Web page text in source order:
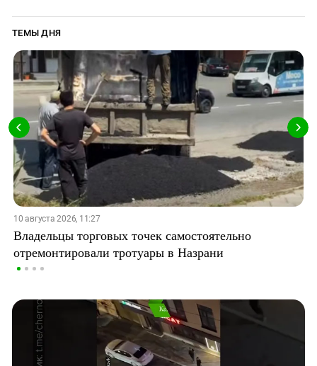
ТЕМЫ ДНЯ
10 августа 2026, 11:27
Владельцы торговых точек самостоятельно
отремонтировали тротуары в Назрани